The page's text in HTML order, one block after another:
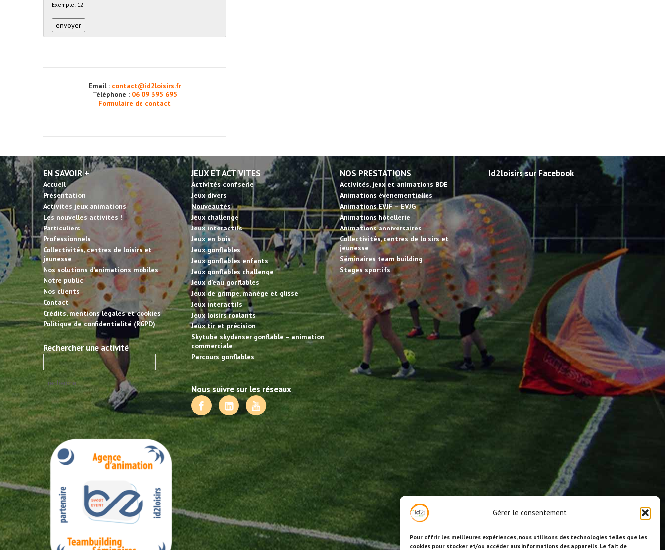
Gérer le consentement
Pour offrir les meilleures expériences, nous utilisons des technologies telles que les
cookies pour stocker et/ou accéder aux informations des appareils. Le fait de
Exemple: 12
Email : contact@id2loisirs.fr
Téléphone : 06 09 395 695
Formulaire de contact
EN SAVOIR +
Accueil
Présentation
Activités jeux animations
Les nouvelles activités !
Particuliers
Professionnels
Collectivités, centres de loisirs et
jeunesse
Nos solutions d’animations mobiles
Notre public
Nos clients
Contact
Crédits, mentions légales et cookies
Politique de confidentialité (RGPD)
Rechercher une activité
JEUX ET ACTIVITES
Activités confiserie
Jeux divers
Nouveautés
Jeux challenge
Jeux interactifs
Jeux en bois
Jeux gonflables
Jeux gonflables enfants
Jeux gonflables challenge
Jeux d’eau gonflables
Jeux de grimpe, manège et glisse
Jeux interactifs
Jeux loisirs roulants
Jeux tir et précision
Skytube skydanser gonflable – animation
commerciale
Parcours gonflables
Nous suivre sur les réseaux
NOS PRESTATIONS
Activités, jeux et animations BDE
Animations événementielles
Animations EVJF – EVJG
Animations hôtellerie
Animations anniversaires
Collectivités, centres de loisirs et
jeunesse
Séminaires team building
Stages sportifs
Id2loisirs sur Facebook